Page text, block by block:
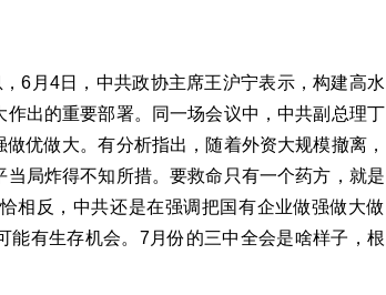
6月4日，中共政协主席王沪宁表示，构建高水
出的重要部署。同一场会议中，中共副总理丁
优做大。有分析指出，随着外资大规模撤离，
局炸得不知所措。要救命只有一个药方，就是
相反，中共还是在强调把国有企业做强做大做
有生存机会。7月份的三中全会是啥样子，根